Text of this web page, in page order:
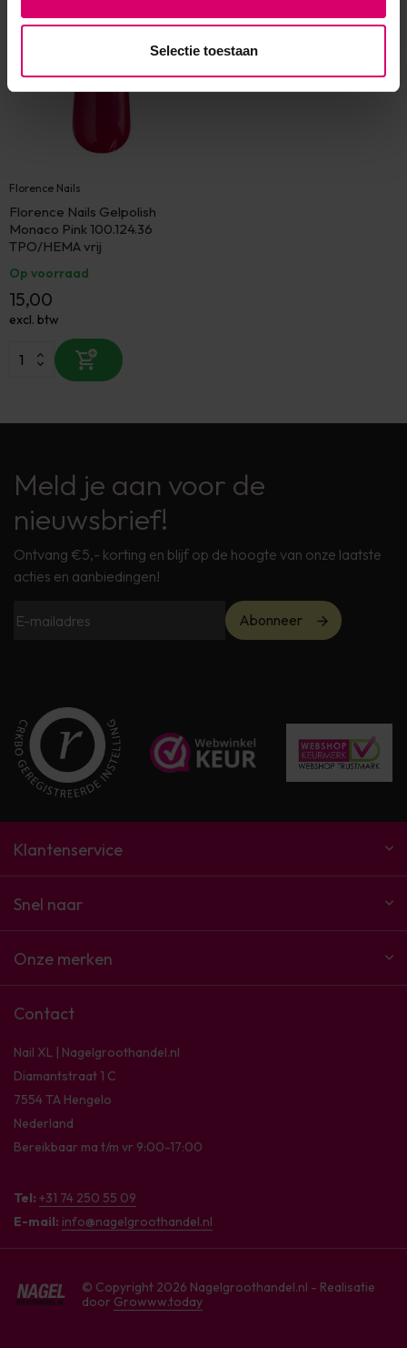
Selectie toestaan
Florence Nails
Florence Nails Gelpolish
Monaco Pink 100.124.36
TPO/HEMA vrij
Op voorraad
15,00
excl. btw
Meld je aan voor de
nieuwsbrief!
Ontvang €5,- korting en blijf op de hoogte van onze laatste
acties en aanbiedingen!
Abonneer
Klantenservice
Snel naar
Onze merken
Contact
Nail XL | Nagelgroothandel.nl
Diamantstraat 1 C
7554 TA Hengelo
Nederland
Bereikbaar ma t/m vr 9:00-17:00
Tel: +31 74 250 55 09
E-mail: info@nagelgroothandel.nl
© Copyright 2026 Nagelgroothandel.nl - Realisatie
door Growww.today